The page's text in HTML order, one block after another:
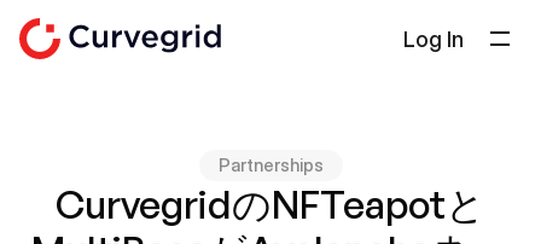
Log In
ドキュメント
ブログ
Partnerships
CurvegridのNFTeapotと